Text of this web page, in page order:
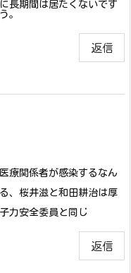
長期間は居たくないです
。
返信
療関係者が感染するなん
、桜井滋と和田耕治は厚
力安全委員と同じ
返信